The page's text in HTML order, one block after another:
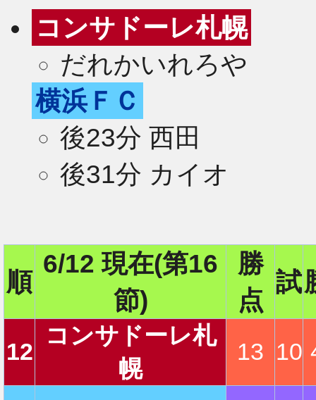
コンサドーレ札幌
だれかいれろや
横浜ＦＣ
後23分 西田
後31分 カイオ
順
6/12 現在(第16
節)
勝
点
試
12
コンサドーレ札
幌
13 10